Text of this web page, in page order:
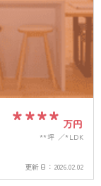
**** 万円
**坪 *LDK
更新日： 2026.02.02